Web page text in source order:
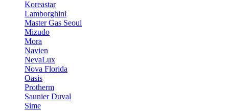
Koreastar
Lamborghini
Master Gas Seoul
Mizudo
Mora
Navien
NevaLux
Nova Florida
Oasis
Protherm
Saunier Duval
Sime